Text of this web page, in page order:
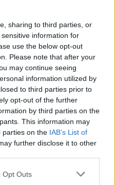
sharing to third parties, or
information for
use the below opt-out
Please note that after your
may continue seeing
information utilized by
to third parties prior to
opt-out of the further
by third parties on the
This information may
parties on the IAB’s List of
further disclose it to other
Opt Outs